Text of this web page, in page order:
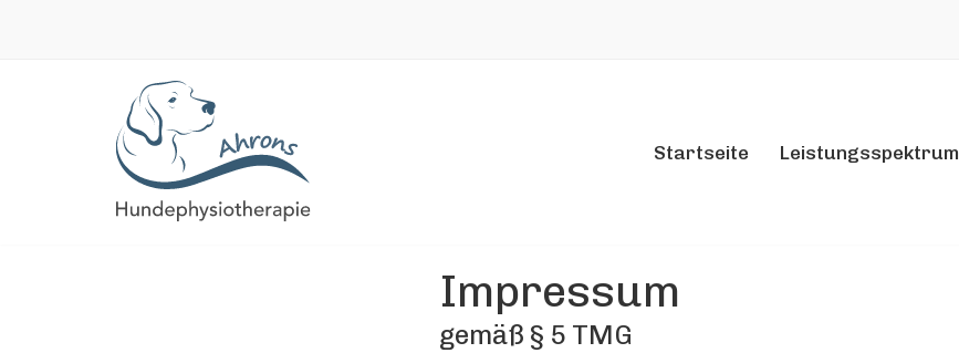
Startseite
Leistungsspektrum
Impressum
gemäß § 5 TMG